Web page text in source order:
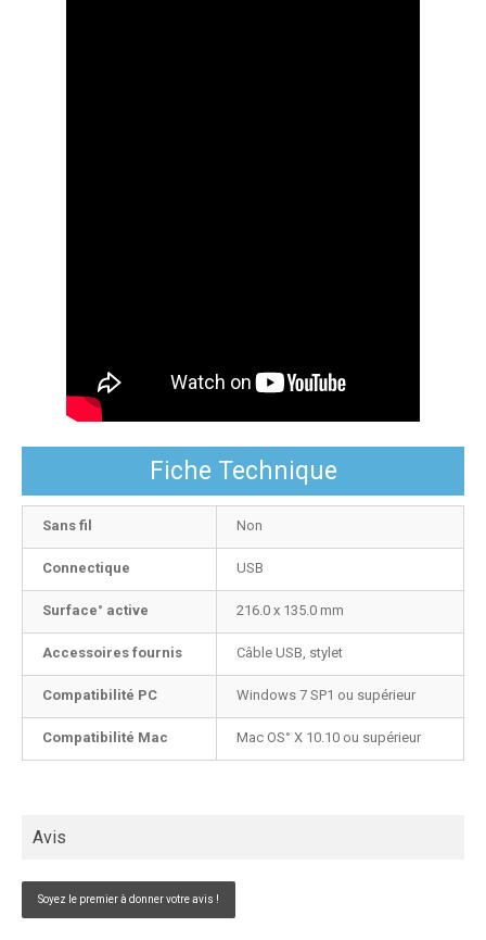
Fiche Technique
Sans fil Non
Connectique USB
Surface° active 216.0 x 135.0 mm
Accessoires fournis Câble USB, stylet
Compatibilité PC Windows 7 SP1 ou supérieur
Compatibilité Mac Mac OS° X 10.10 ou supérieur
Avis
Soyez le premier à donner votre avis !